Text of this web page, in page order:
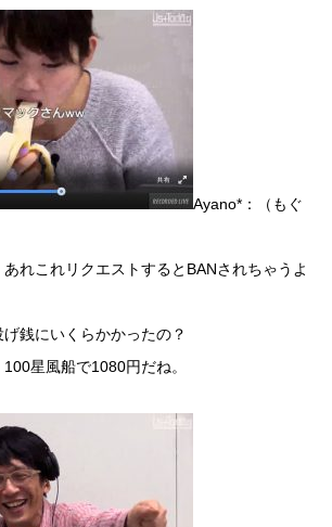
Ayano*：（もぐ
れこれリクエストするとBANされちゃうよ
銭にいくらかかったの？
星風船で1080円だね。